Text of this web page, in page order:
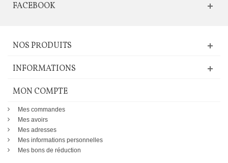
FACEBOOK
NOS PRODUITS
INFORMATIONS
MON COMPTE
Mes commandes
Mes avoirs
Mes adresses
Mes informations personnelles
Mes bons de réduction